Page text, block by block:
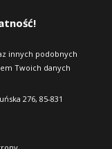
innych podobnych
Twoich danych
276, 85-831